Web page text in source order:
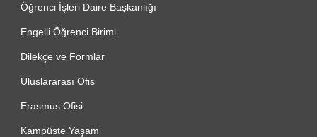
Öğrenci İşleri Daire Başkanlığı
Engelli Öğrenci Birimi
Dilekçe ve Formlar
Uluslararası Ofis
Erasmus Ofisi
Kampüste Yaşam